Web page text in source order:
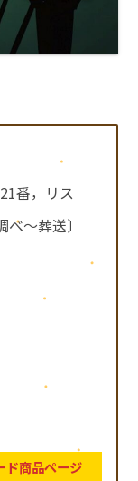
番，リス
～葬送〕
ド商品ページ